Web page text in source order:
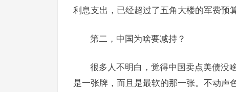
利息支出，已经超过了五角大楼的军费预
第二，中国为啥要减持？
很多人不明白，觉得中国卖点美债没
是一张牌，而且是最软的那一张。不动声